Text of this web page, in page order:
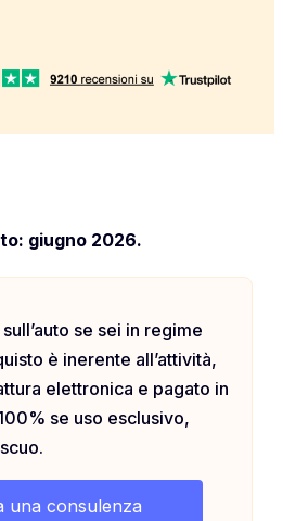
giugno 2026.
se sei in regime
è inerente all’attività,
elettronica e pagato in
se uso esclusivo,
una consulenza